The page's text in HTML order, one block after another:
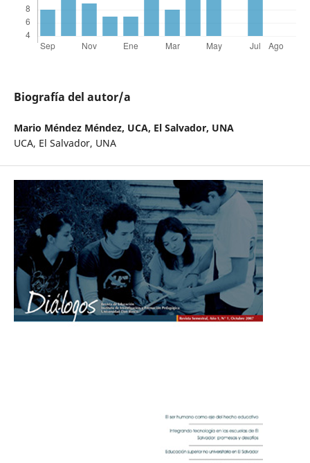
Biografía del autor/a
Mario Méndez Méndez, UCA, El Salvador, UNA
UCA, El Salvador, UNA